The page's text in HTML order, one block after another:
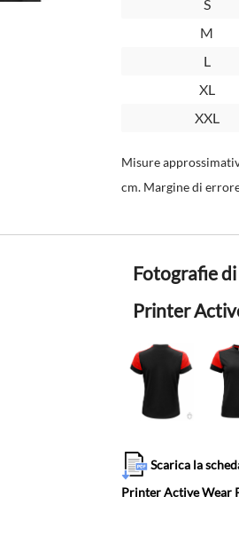
S
M
L
XL
XXL
Misure
cm. Margine di
Fotografie
Printer
Scarica la
Printer Active Wear